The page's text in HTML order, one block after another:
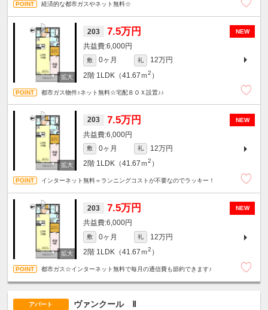
経済的な都市ガスやネット無料☆
NEW
203 7.5万円
6,000円
敷 0ヶ月 礼
12万円
2階 1LDK（41.67ｍ2 ）
都市ガス物件♪ネット無料☆宅配ＢＯＸ設置♪♪
NEW
203 7.5万円
6,000円
敷 0ヶ月 礼
12万円
2階 1LDK（41.67ｍ2 ）
インターネット無料＝ランニングコストが不要なのでラッキー！
NEW
203 7.5万円
6,000円
敷 0ヶ月 礼
12万円
2階 1LDK（41.67ｍ2 ）
都市ガス☆インターネット無料で毎月の通信費も節約できます♪
アパート ヴァンクール Ⅱ